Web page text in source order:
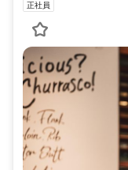
正社員